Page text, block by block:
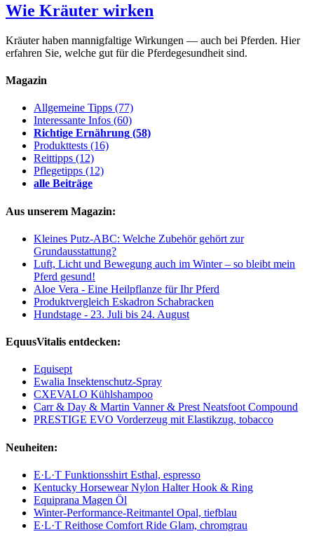
Wie Kräuter wirken
Kräuter haben mannigfaltige Wirkungen — auch bei Pferden. Hier
erfahren Sie, welche gut für die Pferdegesundheit sind.
Magazin
Allgemeine Tipps (77)
Interessante Infos (60)
Richtige Ernährung (58)
Produkttests (16)
Reittipps (12)
Pflegetipps (12)
alle Beiträge
Aus unserem Magazin:
Kleines Putz-ABC: Welche Zubehör gehört zur
Grundausstattung?
Luft, Licht und Bewegung auch im Winter – so bleibt mein
Pferd gesund!
Aloe Vera - Eine Heilpflanze für Ihr Pferd
Produktvergleich Eskadron Schabracken
Hundstage - 23. Juli bis 24. August
EquusVitalis entdecken:
Equisept
Ewalia Insektenschutz-Spray
CXEVALO Kühlshampoo
Carr & Day & Martin Vanner & Prest Neatsfoot Compound
PRESTIGE EVO Vorderzeug mit Elastikzug, tobacco
Neuheiten:
E·L·T Funktionsshirt Esthal, espresso
Kentucky Horsewear Nylon Halter Hook & Ring
Equiprana Magen Öl
Winter-Performance-Reitmantel Opal, tiefblau
E·L·T Reithose Comfort Ride Glam, chromgrau